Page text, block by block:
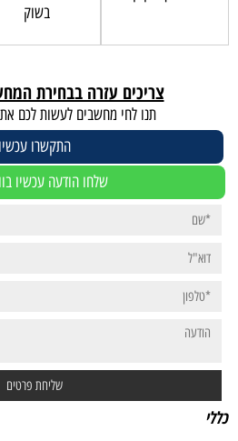
בשוק
צריכים עזרה בבחירת
תנו לחי מחשבים לעשות לכם את
התקשרו עכשיו
שלחו הודעה עכשיו
כללי